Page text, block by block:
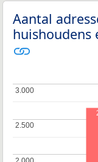
Aantal
huishoudens
2.500
2.500
3.000
3.000